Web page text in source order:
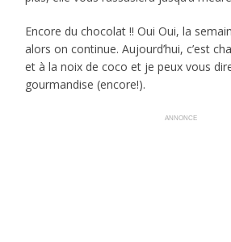
Encore du chocolat !! Oui Oui, la
alors on continue. Aujourd’hui, c’est
et à la noix de coco et je peux vous
gourmandise (encore!).
ANNONCE